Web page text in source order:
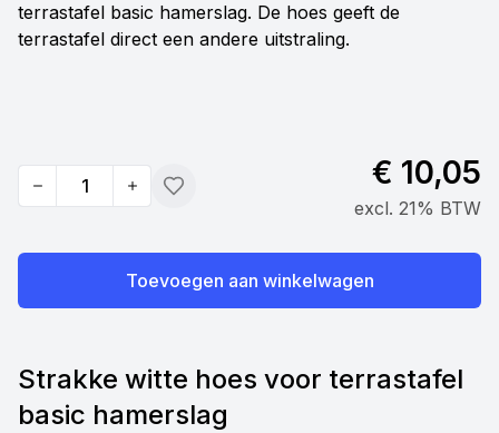
terrastafel basic hamerslag. De hoes geeft de
terrastafel direct een andere uitstraling.
Quantity Toevoegen
€ 10,05
excl. 21% BTW
Toevoegen aan winkelwagen
Strakke witte hoes voor terrastafel
basic hamerslag